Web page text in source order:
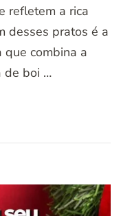
refletem a rica
desses pratos é a
que combina a
de boi …